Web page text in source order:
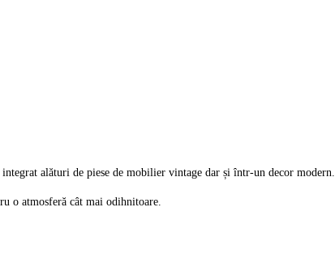
alături de piese de mobilier vintage dar și într-un decor modern.
o atmosferă cât mai odihnitoare.